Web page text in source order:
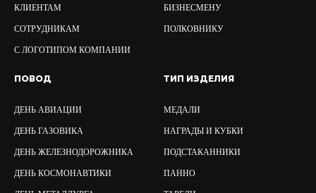
КЛИЕНТАМ
СОТРУДНИКАМ
С ЛОГОТИПОМ КОМПАНИИ
БИЗНЕСМЕНУ
ПОЛКОВНИКУ
ПОВОД
ДЕНЬ АВИАЦИИ
ДЕНЬ ГАЗОВИКА
ДЕНЬ ЖЕЛЕЗНОДОРОЖНИКА
ДЕНЬ КОСМОНАВТИКИ
ТИП ИЗДЕЛИЯ
МЕДАЛИ
НАГРАДЫ И КУБКИ
ПОДСТАКАННИКИ
ПАННО